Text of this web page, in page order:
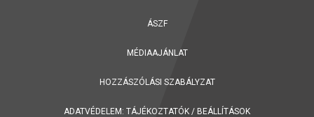
ÁSZF
MÉDIAAJÁNLAT
HOZZÁSZÓLÁSI SZABÁLYZAT
ADATVÉDELEM: TÁJÉKOZTATÓK / BEÁLLÍTÁSOK